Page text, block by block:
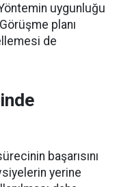
uygunluğu
planı
de
başarısını
yerine